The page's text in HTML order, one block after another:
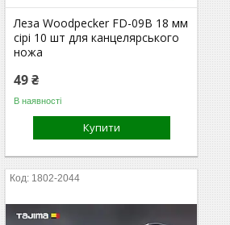
Леза Woodpecker FD-09B 18 мм
сірі 10 шт для канцелярського
ножа
49 ₴
В наявності
Купити
1802-2044